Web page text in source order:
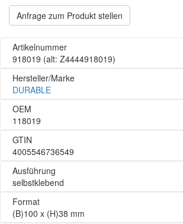
Anfrage zum Produkt stellen
Artikelnummer
918019 (alt: Z4444918019)
Hersteller/Marke
DURABLE
OEM
118019
GTIN
4005546736549
Ausführung
selbstklebend
Format
(B)100 x (H)38 mm